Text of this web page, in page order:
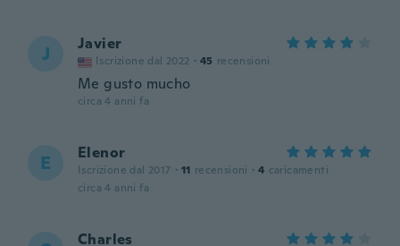
J Javier
Iscrizione dal 2022 · 45 recensioni
Me gusto mucho
circa 4 anni fa
E Elenor
Iscrizione dal 2017 · 11 recensioni · 4 caricamenti
circa 4 anni fa
Charles